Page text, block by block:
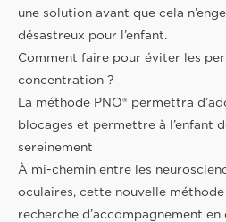
une solution avant que cela
désastreux pour l’enfant.
Comment faire pour éviter les
concentration ?
La méthode PNO® permettra
blocages et permettre à l’enfant
sereinement
À mi-chemin entre les
oculaires, cette nouvelle méthode
recherche d’accompagnement